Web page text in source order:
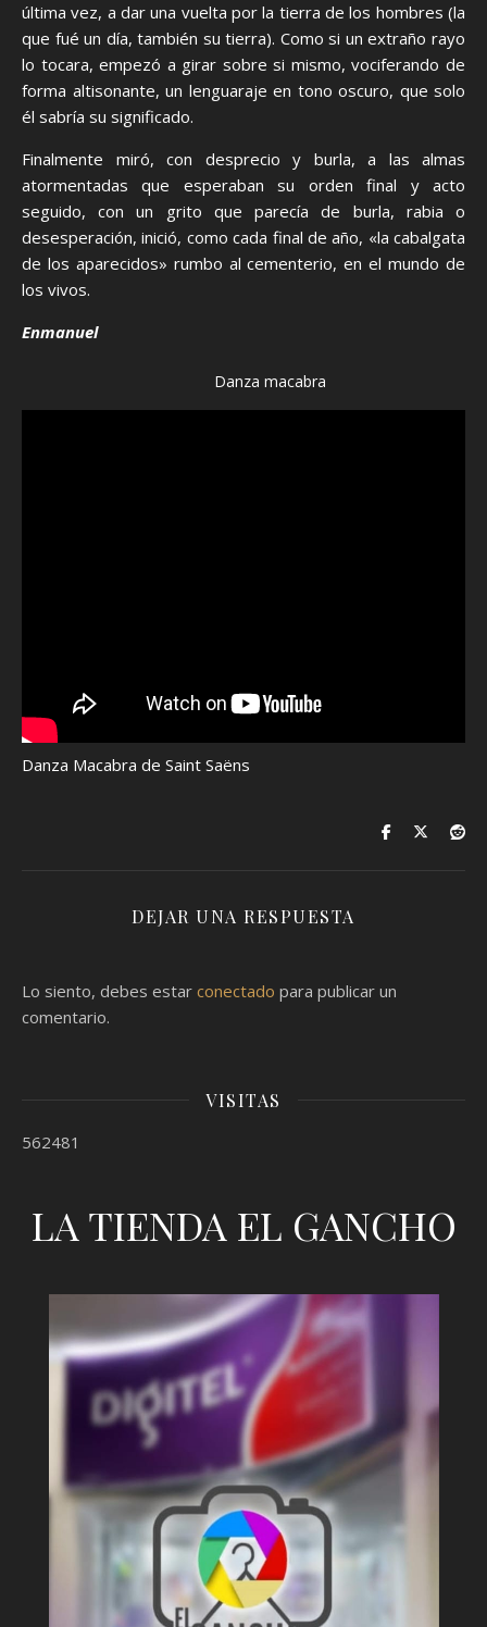
última vez, a dar una vuelta por la tierra de los hombres (la
que fué un día, también su tierra). Como si un extraño rayo
lo tocara, empezó a girar sobre si mismo, vociferando de
forma altisonante, un lenguaraje en tono oscuro, que solo
él sabría su significado.
Finalmente miró, con desprecio y burla, a las almas
atormentadas que esperaban su orden final y acto
seguido, con un grito que parecía de burla, rabia o
desesperación, inició, como cada final de año, «la cabalgata
de los aparecidos» rumbo al cementerio, en el mundo de
los vivos.
Enmanuel
Danza macabra
Danza Macabra de Saint Saëns
DEJAR UNA RESPUESTA
Lo siento, debes estar conectado para publicar un
comentario.
VISITAS
562481
LA TIENDA EL GANCHO